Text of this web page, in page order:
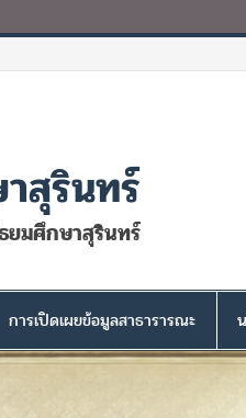
สุรินทร์
ยมศึกษาสุรินทร์
การเปิดเผยข้อมูลสาธารารณะ